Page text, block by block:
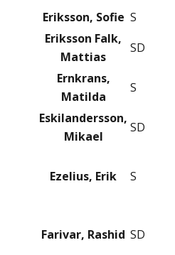
Eriksson, Sofie S
Eriksson Falk,
Mattias
SD
Ernkrans,
Matilda
S
Eskilandersson,
Mikael
SD
Ezelius, Erik S
Farivar, Rashid SD